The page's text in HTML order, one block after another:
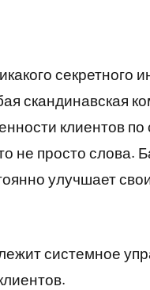
секретного
скандинавская
клиентов
не просто слова.
улучшает
системное